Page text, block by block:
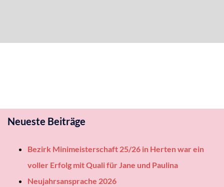
Neueste Beiträge
Bezirk Minimeisterschaft 25/26 in Herten war ein
voller Erfolg mit Quali für Jane und Paulina
Neujahrsansprache 2026